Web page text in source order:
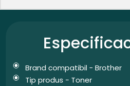
Brand compatibil - Brother
Tip produs - Toner